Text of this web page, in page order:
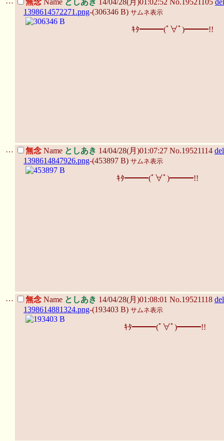
無念 Name としあき 14/04/28(月)01:02:52 No.19521105 del
1398614572271.png-(306346 B) サムネ表示
ｷﾀ━━━(ﾟ∀ﾟ)━━━!!
… 無念 Name としあき 14/04/28(月)01:07:27 No.19521114 del
1398614847926.png-(453897 B) サムネ表示
ｷﾀ━━━(ﾟ∀ﾟ)━━━!!
… 無念 Name としあき 14/04/28(月)01:08:01 No.19521118 del
1398614881324.png-(193403 B) サムネ表示
ｷﾀ━━━(ﾟ∀ﾟ)━━━!!